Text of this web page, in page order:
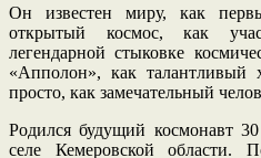
Он известен миру, как
открытый космос, как
легендарной стыковке
«Апполон», как
просто, как замечательный
Родился будущий космонавт
селе Кемеровской области.